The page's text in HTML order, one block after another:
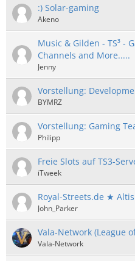
:) Solar-gaming
Akeno
Music & Gilden - TS³ -
Channels and More.....
Jenny
Vorstellung:
BYMRZ
Vorstellung: Gaming
Philipp
Freie Slots auf TS3-
iTweek
Royal-Streets.de ★
John_Parker
Vala-Network (League
Vala-Network